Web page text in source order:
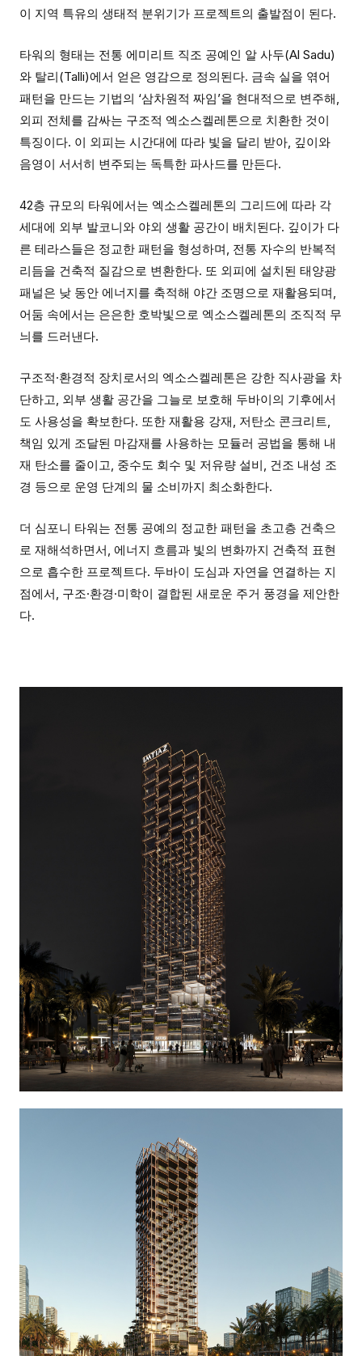
이 지역 특유의 생태적 분위기가 프로젝트의 출발점이 된다.
타워의 형태는 전통 에미리트 직조 공예인 알 사두(Al Sadu)
와 탈리(Talli)에서 얻은 영감으로 정의된다. 금속 실을 엮어
패턴을 만드는 기법의 ‘삼차원적 짜임’을 현대적으로 변주해,
외피 전체를 감싸는 구조적 엑소스켈레톤으로 치환한 것이
특징이다. 이 외피는 시간대에 따라 빛을 달리 받아, 깊이와
음영이 서서히 변주되는 독특한 파사드를 만든다.
42층 규모의 타워에서는 엑소스켈레톤의 그리드에 따라 각
세대에 외부 발코니와 야외 생활 공간이 배치된다. 깊이가 다
른 테라스들은 정교한 패턴을 형성하며, 전통 자수의 반복적
리듬을 건축적 질감으로 변환한다. 또 외피에 설치된 태양광
패널은 낮 동안 에너지를 축적해 야간 조명으로 재활용되며,
어둠 속에서는 은은한 호박빛으로 엑소스켈레톤의 조직적 무
늬를 드러낸다.
구조적·환경적 장치로서의 엑소스켈레톤은 강한 직사광을 차
단하고, 외부 생활 공간을 그늘로 보호해 두바이의 기후에서
도 사용성을 확보한다. 또한 재활용 강재, 저탄소 콘크리트,
책임 있게 조달된 마감재를 사용하는 모듈러 공법을 통해 내
재 탄소를 줄이고, 중수도 회수 및 저유량 설비, 건조 내성 조
경 등으로 운영 단계의 물 소비까지 최소화한다.
더 심포니 타워는 전통 공예의 정교한 패턴을 초고층 건축으
로 재해석하면서, 에너지 흐름과 빛의 변화까지 건축적 표현
으로 흡수한 프로젝트다. 두바이 도심과 자연을 연결하는 지
점에서, 구조·환경·미학이 결합된 새로운 주거 풍경을 제안한
다.